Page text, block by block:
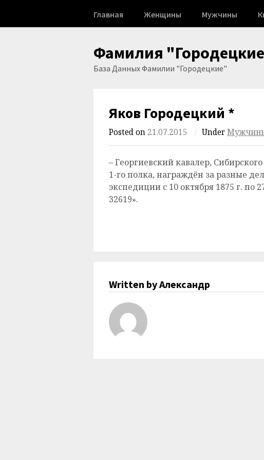
content
Главная Женщины Мужчины
Фамилия
База Данных Фамилии "Городецкие"
Яков Городецкий *
Posted on 21.07.2015 / Under
– Георгиевский кавалер,
1-го полка, награждён за разные
экспедиции с 10 октября 1875 г. по
32619».
Written by Александр